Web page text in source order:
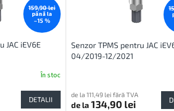
159,90 lei
până la
–15 %
JAC iEV6E
În stoc
DETALII
Senzor TPMS pentru JAC
04/2019-12/2021
de la 111,49 lei fără TVA
de la134,90 lei